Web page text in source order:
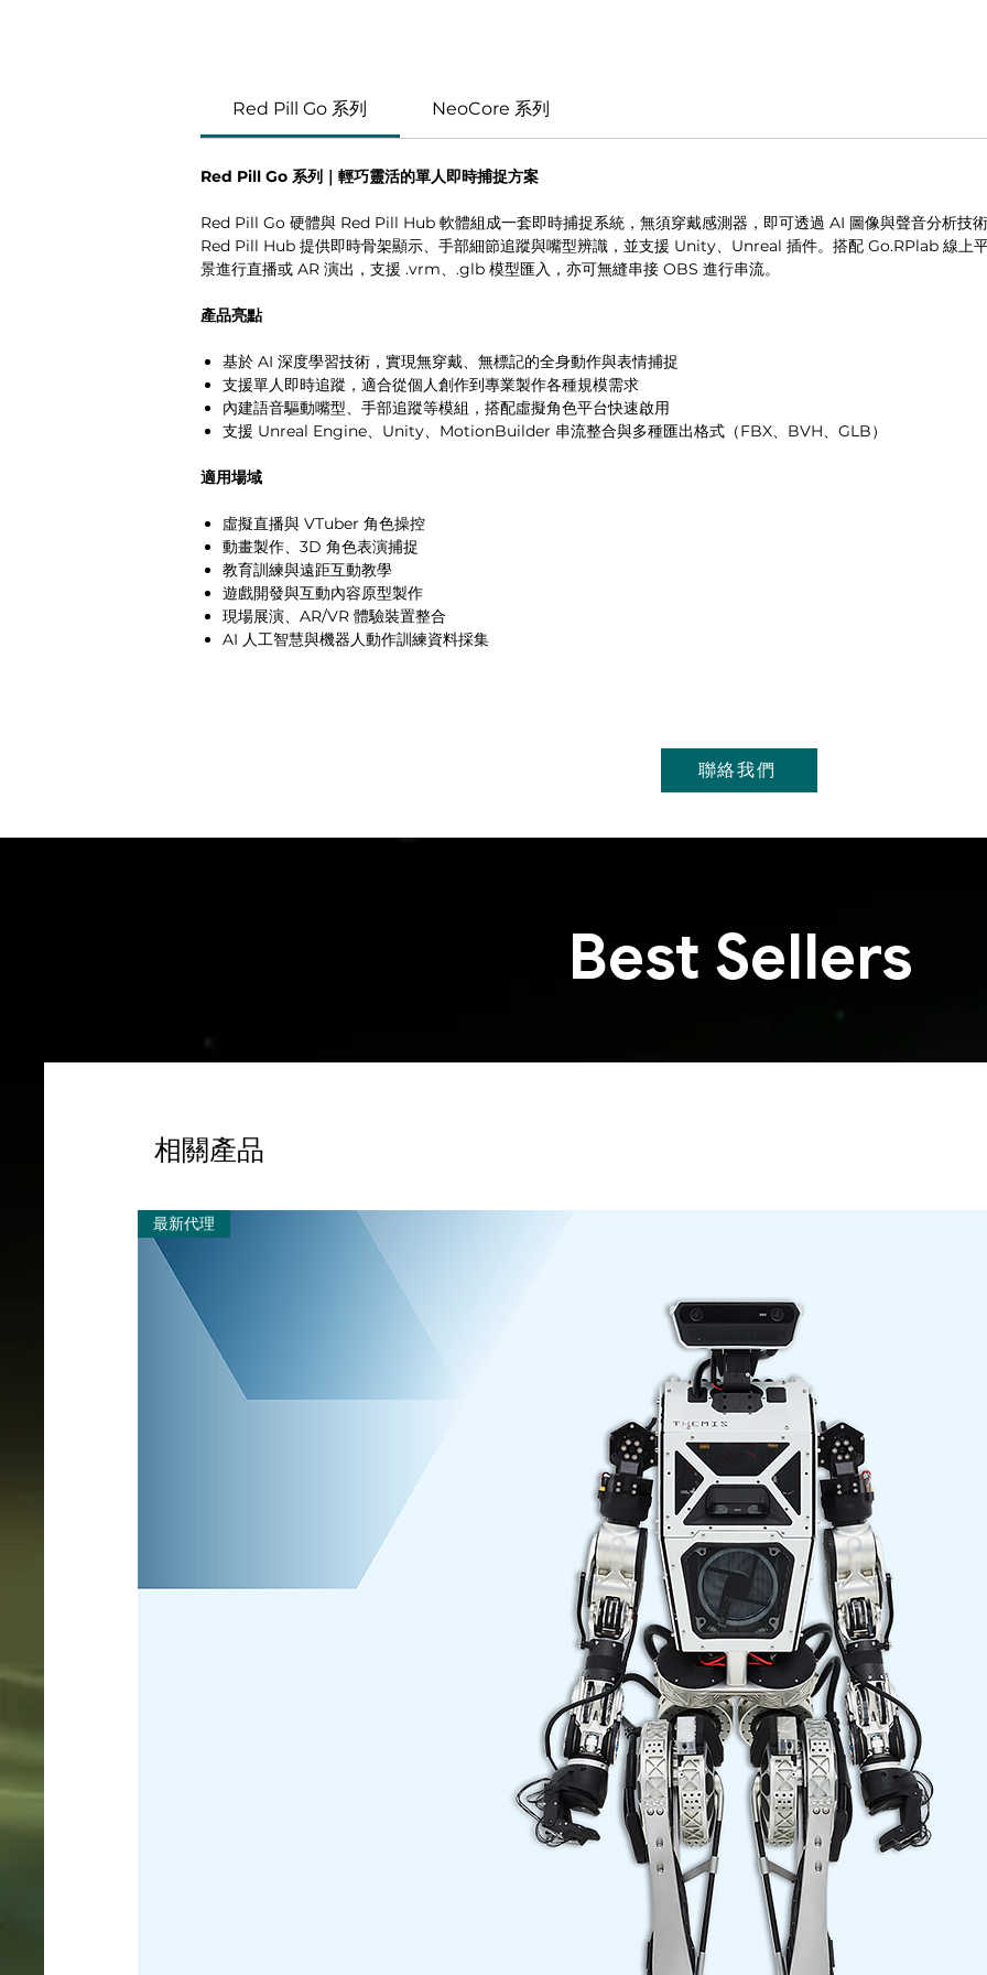
Red Pill Go 系列 NeoCore 系列
Red Pill Go 系列｜輕巧靈活的單人即時捕捉方案
Red Pill Go 硬體與 Red Pill Hub 軟體組成一套即時捕捉系統，無須穿戴感測器，即可透過 AI 圖像與聲音分析技
Red Pill Hub 提供即時骨架顯示、手部細節追蹤與嘴型辨識，並支援 Unity、Unreal 插件。搭配 Go.RPlab 線上
景進行直播或 AR 演出，支援 .vrm、.glb 模型匯入，亦可無縫串接 OBS 進行串流。
產品亮點
基於 AI 深度學習技術，實現無穿戴、無標記的全身動作與表情捕捉
支援單人即時追蹤，適合從個人創作到專業製作各種規模需求
內建語音驅動嘴型、手部追蹤等模組，搭配虛擬角色平台快速啟用
支援 Unreal Engine、Unity、MotionBuilder 串流整合與多種匯出格式（FBX、BVH、GLB）
適用場域
虛擬直播與 VTuber 角色操控
動畫製作、3D 角色表演捕捉
教育訓練與遠距互動教學
遊戲開發與互動內容原型製作
現場展演、AR/VR 體驗裝置整合
AI 人工智慧與機器人動作訓練資料採集
聯絡我們
Best Sellers
相關產品
最新代理